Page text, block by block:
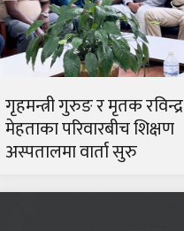
गृहमन्त्री गुरुङ र मृतक रविन्द्र
मेहताका परिवारबीच शिक्षण
अस्पतालमा वार्ता सुरु